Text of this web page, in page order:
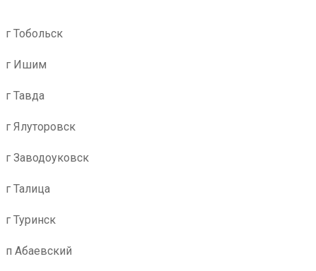
г Тобольск
г Ишим
г Тавда
г Ялуторовск
г Заводоуковск
г Талица
г Туринск
п Абаевский